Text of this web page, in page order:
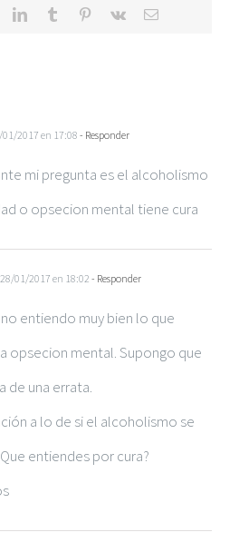
LinkedInTumblr Pinterest
Vk
Correo
2017 en 17:08 - Responder
mi pregunta es el alcoholismo
o opsecion mental tiene cura
28/01/2017 en 18:02 - Responder
entiendo muy bien lo que
opsecion mental. Supongo que
de una errata.
a lo de si el alcoholismo se
entiendes por cura?